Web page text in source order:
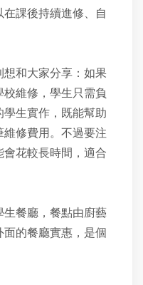
課後持續進修、自
想和大家分享：如果
維修，學生只需負
生實作，既能幫助
修費用。不過要注
花較長時間，適合
生餐廳，餐點由廚藝
的餐廳實惠，是個